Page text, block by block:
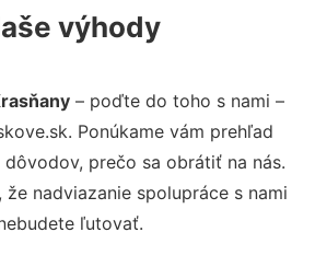
výhody
– poďte do toho s nami –
Ponúkame vám prehľad
prečo sa obrátiť na nás.
že nadviazanie spolupráce s nami
ľutovať.